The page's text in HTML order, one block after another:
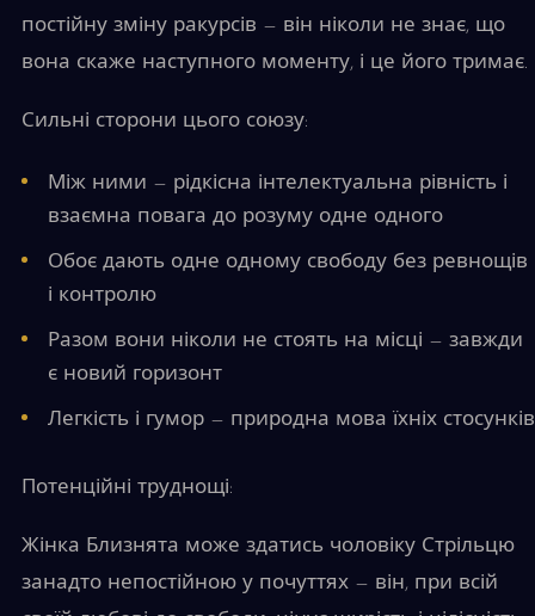
постійну зміну ракурсів — він ніколи не знає, що
вона скаже наступного моменту, і це його тримає.
Сильні сторони цього союзу:
Між ними — рідкісна інтелектуальна рівність і
взаємна повага до розуму одне одного
Обоє дають одне одному свободу без ревнощів
і контролю
Разом вони ніколи не стоять на місці — завжди
є новий горизонт
Легкість і гумор — природна мова їхніх стосунків
Потенційні труднощі:
Жінка Близнята може здатись чоловіку Стрільцю
занадто непостійною у почуттях — він, при всій